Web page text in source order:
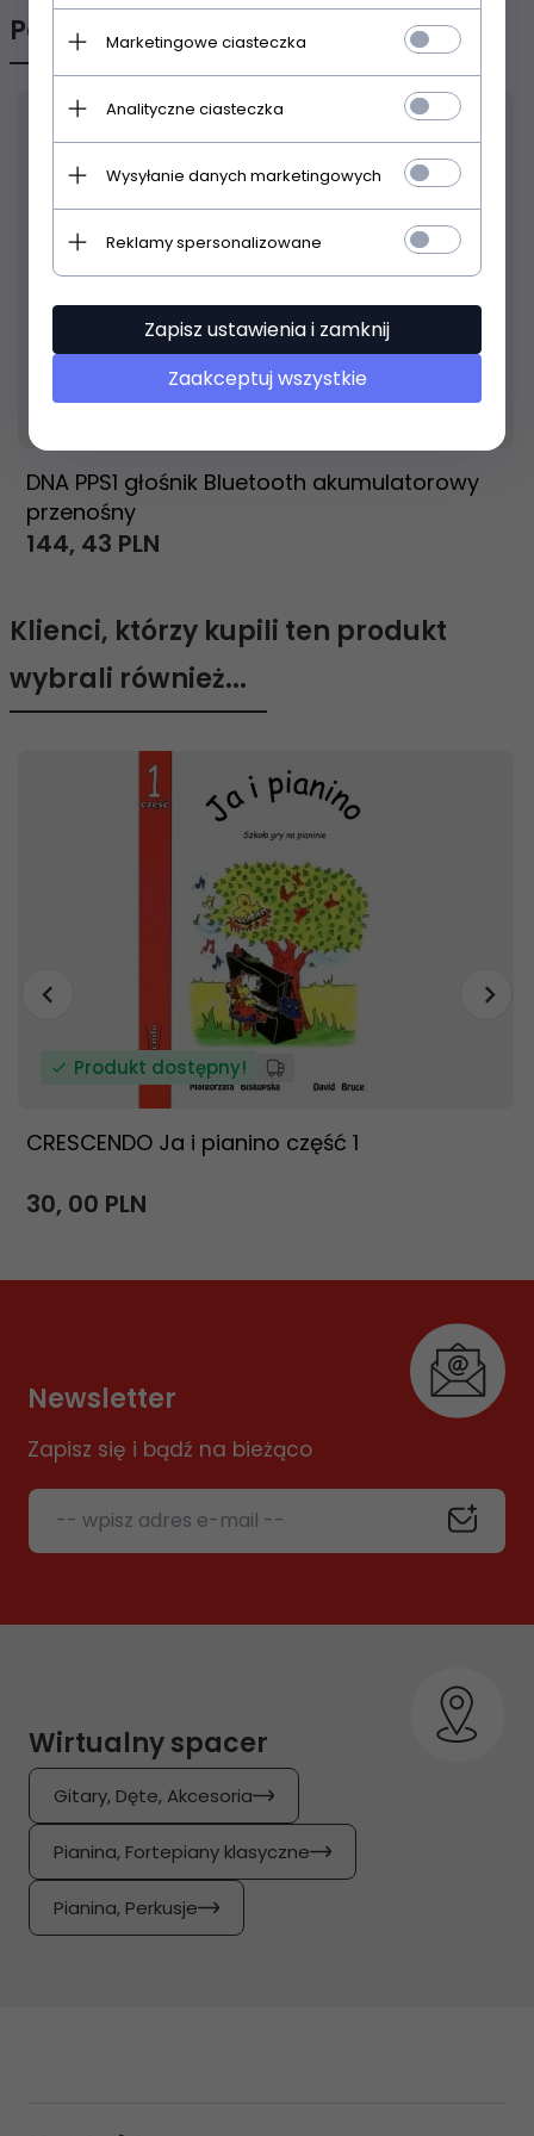
Polecamy
Produkt dostępny! 24 godziny
DNA PPS1 głośnik Bluetooth akumulatorowy
przenośny
144, 43 PLN
Klienci, którzy kupili ten produkt
wybrali również...
Produkt dostępny!
CRESCENDO Ja i pianino część 1
30, 00 PLN
Newsletter
Zapisz się i bądź na bieżąco
-- wpisz adres e-mail --
Wirtualny spacer
Gitary, Dęte, Akcesoria
Pianina, Fortepiany klasyczne
Pianina, Perkusje
Marketingowe ciasteczka
Analityczne ciasteczka
Wysyłanie danych marketingowych
Reklamy spersonalizowane
Zapisz ustawienia i zamknij
Zaakceptuj wszystkie